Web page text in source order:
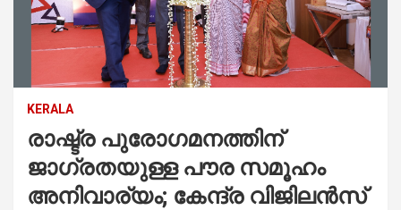
KERALA
രാഷ്ട്ര പുരോഗമനത്തിന്
ജാഗ്രതയുള്ള പൗര സമൂഹം
അനിവാര്യം; കേന്ദ്ര വിജിലൻസ്